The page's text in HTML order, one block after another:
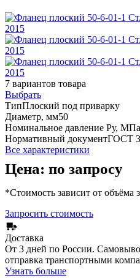
7 вариантов товара
Выбрать
ТипПлоский под приварку
Диаметр, мм50
Номинальное давление Ру, МПа
Нормативный документГОСТ
Все характеристики
Цена: по запросу
*Стоимость зависит от объёма
Запросить стоимость
Доставка
От 3 дней по России.
отправка транспортными
Узнать больше